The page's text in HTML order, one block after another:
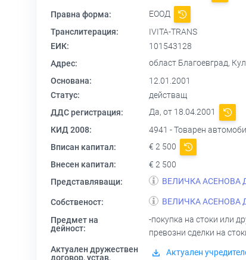
Правна форма:
ЕООД
Транслитерация:
IVITA-TRANS
ЕИК:
101543128
Адрес:
област Благоевград,
Основана:
12.01.2001
Статус:
действащ
ДДС регистрация:
Да, от 18.04.2001
КИД 2008:
4941 - Товарен
Вписан капитал:
€ 2 500
Внесен капитал:
€ 2 500
Представляващи:
ВЕЛИЧКА АСЕНОВА
Собственост: ВЕЛИЧКА АСЕНОВА
Предмет на
дейност:
-покупка на стоки или
превозни сделки на
Актуален дружествен
договор, устав,
Актуален